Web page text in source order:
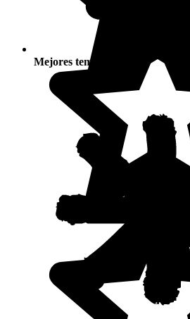
Mejores temporadas